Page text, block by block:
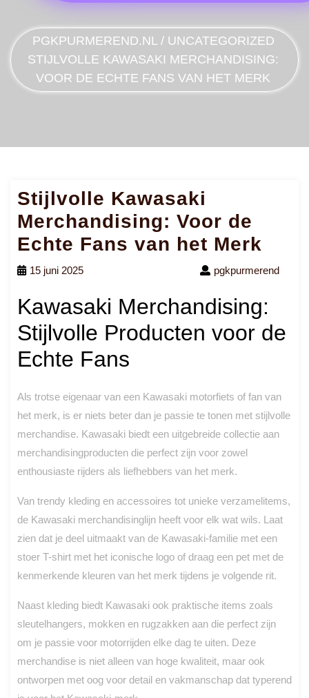
PGKPURMEREND.NL / UNCATEGORIZED
STIJLVOLLE KAWASAKI MERCHANDISING:
VOOR DE ECHTE FANS VAN HET MERK
Stijlvolle Kawasaki
Merchandising: Voor de
Echte Fans van het Merk
15 juni 2025 pgkpurmerend
Kawasaki Merchandising:
Stijlvolle Producten voor de
Echte Fans
Als trotse eigenaar van een Kawasaki motorfiets of fan van
het merk, is er niets beter dan je passie te tonen met stijlvolle
merchandise. Kawasaki biedt een uitgebreide collectie aan
merchandisingproducten die perfect zijn voor zowel
enthousiaste rijders als liefhebbers van het merk.
Van trendy kleding en accessoires tot unieke verzamelitems,
de Kawasaki merchandisinglijn heeft voor elk wat wils. Laat
zien dat je deel uitmaakt van de Kawasaki-familie met een
stoer T-shirt met het iconische logo of draag een pet met de
kenmerkende kleuren van het merk tijdens je volgende rit.
Naast kleding biedt Kawasaki ook praktische items zoals
sleutelhangers, mokken en rugzakken aan die perfect zijn
om je passie voor motorrijden elke dag te uiten. Deze
merchandise is niet alleen van hoge kwaliteit, maar ook
ontworpen met oog voor detail en vakmanschap dat typerend